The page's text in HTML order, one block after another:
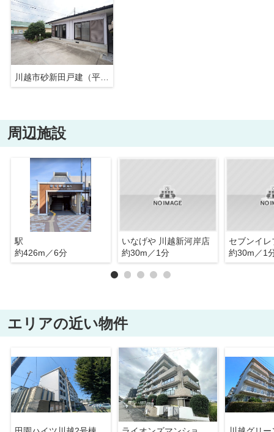
川越市砂新田戸建（平屋）
周辺施設
駅
約426m／6分
いなげや 川越新河岸店
約30m／1分
約30m／1
エリアの近い物件